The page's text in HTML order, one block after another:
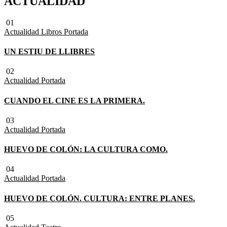
01
Actualidad Libros Portada
UN ESTIU DE LLIBRES
02
Actualidad Portada
CUANDO EL CINE ES LA PRIMERA.
03
Actualidad Portada
HUEVO DE COLÓN: LA CULTURA COMO.
04
Actualidad Portada
HUEVO DE COLÓN. CULTURA: ENTRE PLANES.
05